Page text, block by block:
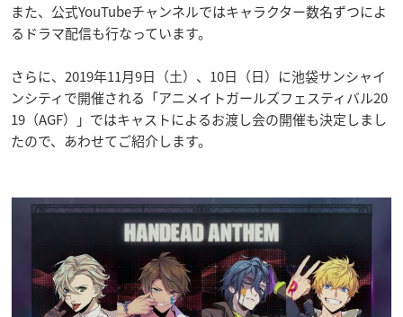
また、公式YouTubeチャンネルではキャラクター数名ずつによ
るドラマ配信も行なっています。
さらに、2019年11月9日（土）、10日（日）に池袋サンシャイ
ンシティで開催される「アニメイトガールズフェスティバル20
19（AGF）」ではキャストによるお渡し会の開催も決定しまし
たので、あわせてご紹介します。